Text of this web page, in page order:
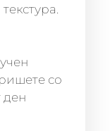
со
ден